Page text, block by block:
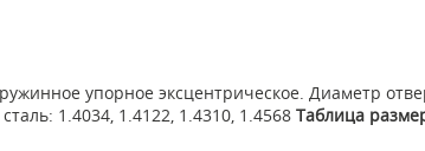
упорное эксцентрическое. Диаметр
1.4034, 1.4122, 1.4310, 1.4568 Таблица